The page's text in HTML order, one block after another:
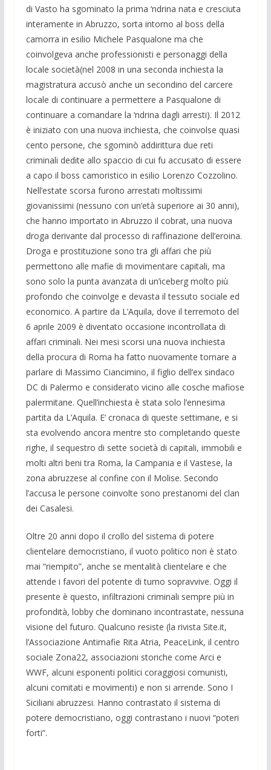
di Vasto ha sgominato la prima ‘ndrina nata e cresciuta
interamente in Abruzzo, sorta intorno al boss della
camorra in esilio Michele Pasqualone ma che
coinvolgeva anche professionisti e personaggi della
locale società(nel 2008 in una seconda inchiesta la
magistratura accusò anche un secondino del carcere
locale di continuare a permettere a Pasqualone di
continuare a comandare la ‘ndrina dagli arresti). Il 2012
è iniziato con una nuova inchiesta, che coinvolse quasi
cento persone, che sgominò addirittura due reti
criminali dedite allo spaccio di cui fu accusato di essere
a capo il boss camoristico in esilio Lorenzo Cozzolino.
Nell’estate scorsa furono arrestati moltissimi
giovanissimi (nessuno con un’età superiore ai 30 anni),
che hanno importato in Abruzzo il cobrat, una nuova
droga derivante dal processo di raffinazione dell’eroina.
Droga e prostituzione sono tra gli affari che più
permettono alle mafie di movimentare capitali, ma
sono solo la punta avanzata di un’iceberg molto più
profondo che coinvolge e devasta il tessuto sociale ed
economico. A partire da L’Aquila, dove il terremoto del
6 aprile 2009 è diventato occasione incontrollata di
affari criminali. Nei mesi scorsi una nuova inchiesta
della procura di Roma ha fatto nuovamente tornare a
parlare di Massimo Ciancimino, il figlio dell’ex sindaco
DC di Palermo e considerato vicino alle cosche mafiose
palermitane. Quell’inchiesta è stata solo l’ennesima
partita da L’Aquila. E’ cronaca di queste settimane, e si
sta evolvendo ancora mentre sto completando queste
righe, il sequestro di sette società di capitali, immobili e
molti altri beni tra Roma, la Campania e il Vastese, la
zona abruzzese al confine con il Molise. Secondo
l’accusa le persone coinvolte sono prestanomi del clan
dei Casalesi.
Oltre 20 anni dopo il crollo del sistema di potere
clientelare democristiano, il vuoto politico non è stato
mai “riempito”, anche se mentalità clientelare e che
attende i favori del potente di turno sopravvive. Oggi il
presente è questo, infiltrazioni criminali sempre più in
profondità, lobby che dominano incontrastate, nessuna
visione del futuro. Qualcuno resiste (la rivista Site.it,
l’Associazione Antimafie Rita Atria, PeaceLink, il centro
sociale Zona22, associazioni storiche come Arci e
WWF, alcuni esponenti politici coraggiosi comunisti,
alcuni comitati e movimenti) e non si arrende. Sono I
Siciliani abruzzesi. Hanno contrastato il sistema di
potere democristiano, oggi contrastano i nuovi “poteri
forti”.